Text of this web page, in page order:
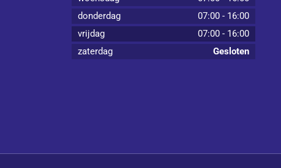
donderdag
07:00 - 16:00
vrijdag
07:00 - 16:00
zaterdag
Gesloten